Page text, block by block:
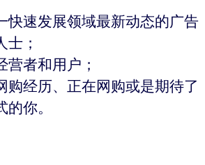
快速发展领域最新动态的广告
；
营者和用户；
购经历、正在网购或是期待了
你。